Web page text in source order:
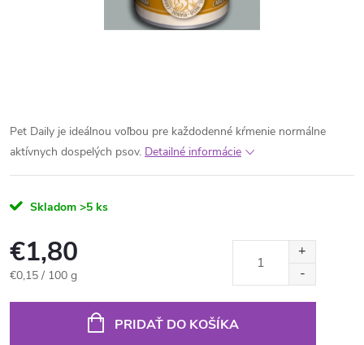
Pet Daily je ideálnou voľbou pre každodenné kŕmenie normálne
aktívnych dospelých psov. Detailné informácie
Skladom >5 ks
€1,80
Jednotková
€0,15 / 100 g
PRIDAŤ DO KOŠÍKA